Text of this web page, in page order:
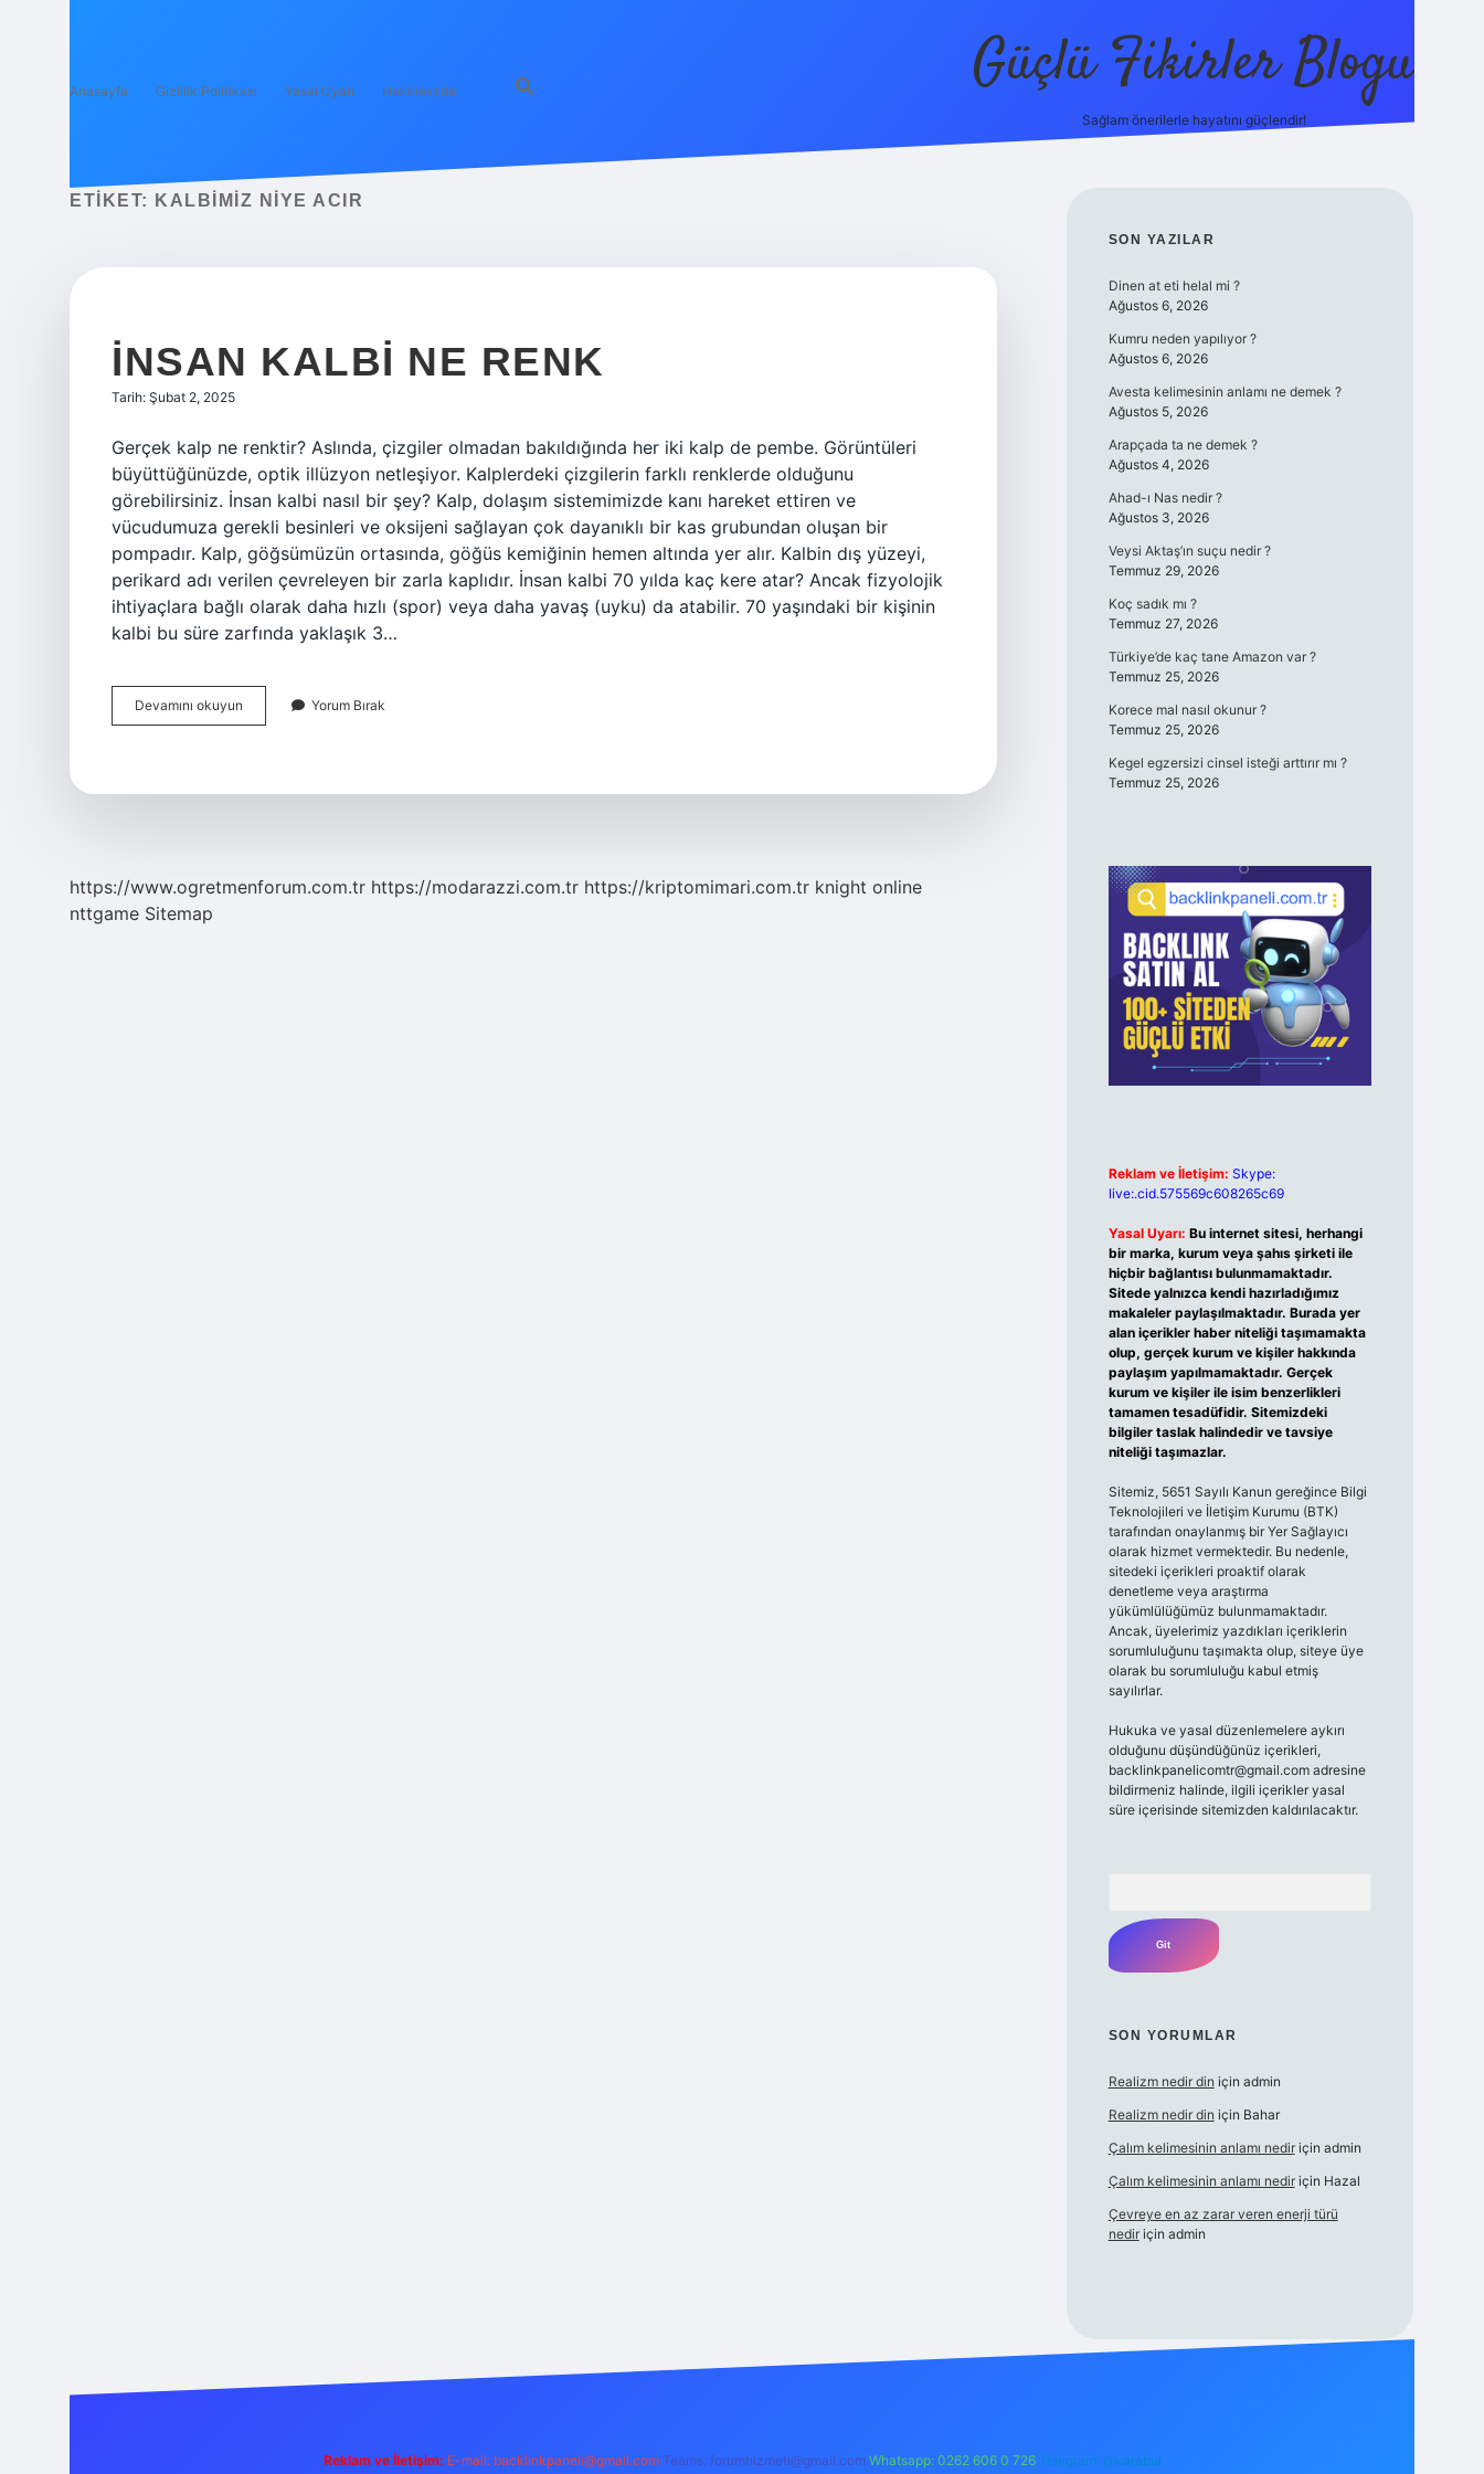
Anasayfa Gizlilik Politikası Yasal Uyarı Hakkımızda Güçlü Fikirler Blogu
Sağlam önerilerle hayatını güçlendir!
ETIKET: KALBIMIZ NIYE ACIR
İNSAN KALBI NE RENK
Tarih: Şubat 2, 2025
Gerçek kalp ne renktir? Aslında, çizgiler olmadan bakıldığında her iki kalp de pembe. Görüntüleri
büyüttüğünüzde, optik illüzyon netleşiyor. Kalplerdeki çizgilerin farklı renklerde olduğunu
görebilirsiniz. İnsan kalbi nasıl bir şey? Kalp, dolaşım sistemimizde kanı hareket ettiren ve
vücudumuza gerekli besinleri ve oksijeni sağlayan çok dayanıklı bir kas grubundan oluşan bir
pompadır. Kalp, göğsümüzün ortasında, göğüs kemiğinin hemen altında yer alır. Kalbin dış yüzeyi,
perikard adı verilen çevreleyen bir zarla kaplıdır. İnsan kalbi 70 yılda kaç kere atar? Ancak fizyolojik
ihtiyaçlara bağlı olarak daha hızlı (spor) veya daha yavaş (uyku) da atabilir. 70 yaşındaki bir kişinin
kalbi bu süre zarfında yaklaşık 3…
Devamını okuyun
Kalbi
Yorum Bırak
https://www.ogretmenforum.com.tr https://modarazzi.com.tr https://kriptomimari.com.tr knight online
nttgame Sitemap
SIDEBAR
SON YAZILAR
Dinen at eti helal mi ?
Ağustos 6, 2026
Kumru neden yapılıyor ?
Ağustos 6, 2026
Avesta kelimesinin anlamı ne demek ?
Ağustos 5, 2026
Arapçada ta ne demek ?
Ağustos 4, 2026
Ahad-ı Nas nedir ?
Ağustos 3, 2026
Veysi Aktaş’ın suçu nedir ?
Temmuz 29, 2026
Koç sadık mı ?
Temmuz 27, 2026
Türkiye’de kaç tane Amazon var ?
Temmuz 25, 2026
Korece mal nasıl okunur ?
Temmuz 25, 2026
Kegel egzersizi cinsel isteği arttırır mı ?
Temmuz 25, 2026
Reklam ve İletişim: Skype:
live:.cid.575569c608265c69
Yasal Uyarı: Bu internet sitesi, herhangi
bir marka, kurum veya şahıs şirketi ile
hiçbir bağlantısı bulunmamaktadır.
Sitede yalnızca kendi hazırladığımız
makaleler paylaşılmaktadır. Burada yer
alan içerikler haber niteliği taşımamakta
olup, gerçek kurum ve kişiler hakkında
paylaşım yapılmamaktadır. Gerçek
kurum ve kişiler ile isim benzerlikleri
tamamen tesadüfidir. Sitemizdeki
bilgiler taslak halindedir ve tavsiye
niteliği taşımazlar.
Sitemiz, 5651 Sayılı Kanun gereğince Bilgi
Teknolojileri ve İletişim Kurumu (BTK)
tarafından onaylanmış bir Yer Sağlayıcı
olarak hizmet vermektedir. Bu nedenle,
sitedeki içerikleri proaktif olarak
denetleme veya araştırma
yükümlülüğümüz bulunmamaktadır.
Ancak, üyelerimiz yazdıkları içeriklerin
sorumluluğunu taşımakta olup, siteye üye
olarak bu sorumluluğu kabul etmiş
sayılırlar.
Hukuka ve yasal düzenlemelere aykırı
olduğunu düşündüğünüz içerikleri,
backlinkpanelicomtr@gmail.comadresine
bildirmeniz halinde, ilgili içerikler yasal
süre içerisinde sitemizden kaldırılacaktır.
SON YORUMLAR
Realizm nedir din için admin
Realizm nedir din için Bahar
Çalım kelimesinin anlamı nediriçin admin
Çalım kelimesinin anlamı nediriçin Hazal
Çevreye en az zarar veren enerji türü
nediriçin admin
Reklam ve İletişim: E-mail: backlinkpaneli@gmail.com Teams: forumhizmeti@gmail.com Whatsapp: 0262 606 0 726 Telegram: @karabul